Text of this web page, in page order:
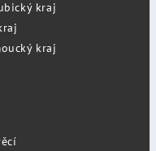
kraj
kraj